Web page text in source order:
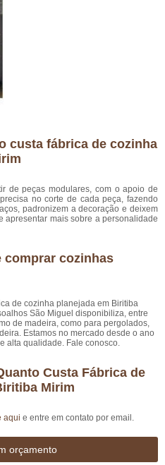
custa fábrica de cozinha
de peças modulares, com o apoio de
no corte de cada peça, fazendo
padronizem a decoração e deixem
apresentar mais sobre a personalidade
comprar cozinhas
de cozinha planejada em Biritiba
São Miguel disponibiliza, entre
de madeira, como para pergolados,
Estamos no mercado desde o ano
alta qualidade. Fale conosco.
Custa Fábrica de
Mirim
aqui e entre em contato por email.
orçamento